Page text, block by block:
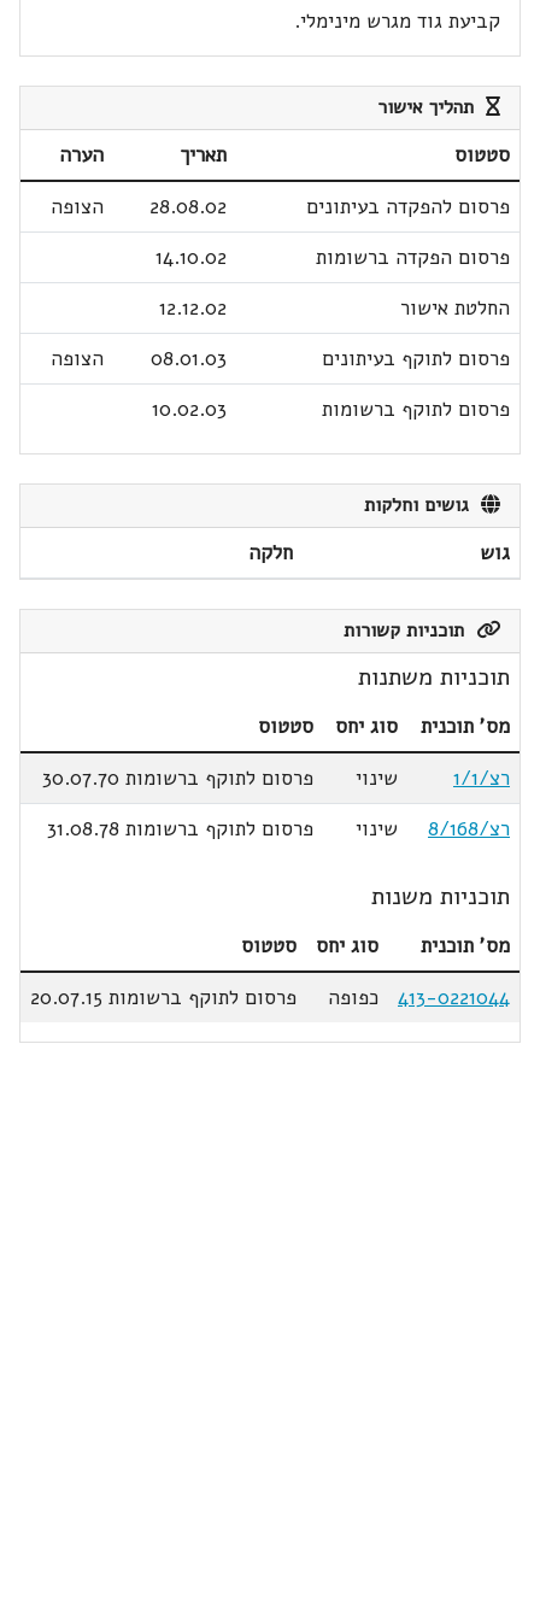
קביעת גוד מגרש מינימלי.
תהליך אישור
סטטוס תאריך
הערה
פרסום להפקדה בעיתונים
28.08.02
הצופה
פרסום הפקדה ברשומות
14.10.02
החלטת אישור
12.12.02
פרסום לתוקף בעיתונים
08.01.03
הצופה
פרסום לתוקף ברשומות
10.02.03
גושים וחלקות
גוש חלקה
תוכניות קשורות
תוכניות משתנות
מס' תוכנית סוג יחס
סטטוס
רצ/1/1
שינוי
פרסום לתוקף ברשומות 30.07.70
רצ/8/168
שינוי פרסום לתוקף ברשומות 31.08.78
תוכניות משנות
מס' תוכנית סוג יחס
סטטוס
413-0221044
כפופה פרסום לתוקף ברשומות 20.07.15